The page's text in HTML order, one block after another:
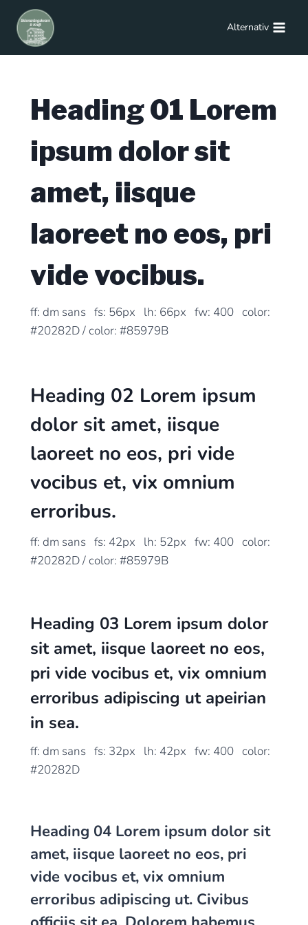
Alternativ
Heading 01 Lorem
ipsum dolor sit
amet, iisque
laoreet no eos, pri
vide vocibus.
ff: dm sans fs: 56px lh: 66px fw: 400 color:
#20282D / color: #85979B
Heading 02 Lorem ipsum
dolor sit amet, iisque
laoreet no eos, pri vide
vocibus et, vix omnium
erroribus.
ff: dm sans fs: 42px lh: 52px fw: 400 color:
#20282D / color: #85979B
Heading 03 Lorem ipsum dolor
sit amet, iisque laoreet no eos,
pri vide vocibus et, vix omnium
erroribus adipiscing ut apeirian
in sea.
ff: dm sans fs: 32px lh: 42px fw: 400 color:
#20282D
Heading 04 Lorem ipsum dolor sit
amet, iisque laoreet no eos, pri
vide vocibus et, vix omnium
erroribus adipiscing ut. Civibus